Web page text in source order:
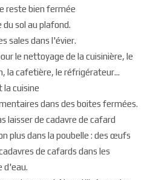
reste bien fermée
du sol au plafond.
sales dans l'évier.
le nettoyage de la cuisinière, le
la cafetière, le réfrigérateur...
la cuisine
dans des boites fermées.
laisser de cadavre de cafard
plus dans la poubelle : des œufs
de cafards dans les
d'eau.